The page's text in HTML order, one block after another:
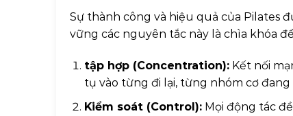
Sự thành công và hiệu quả của Pilates
vững các nguyên tắc này là chìa khóa
tập hợp (Concentration):Kết nối
tụ vào từng đi lại, từng nhóm cơ đang
Kiểm soát (Control):Mọi động tác